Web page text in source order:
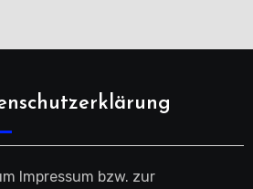
Impressum bzw. zur